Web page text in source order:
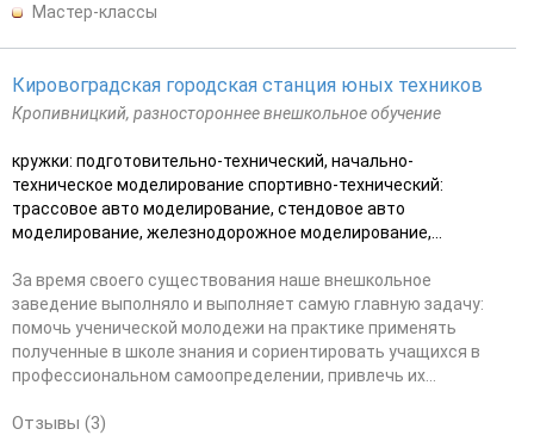
Мастер-классы
Кировоградская городская станция юных техников
Кропивницкий, разностороннее внешкольное обучение
кружки: подготовительно-технический, начально-
техническое моделирование спортивно-технический:
трассовое авто моделирование, стендовое авто
моделирование, железнодорожное моделирование,...
За время своего существования наше внешкольное
заведение выполняло и выполняет самую главную задачу:
помочь ученической молодежи на практике применять
полученные в школе знания и сориентировать учащихся в
профессиональном самоопределении, привлечь их...
Отзывы (3)